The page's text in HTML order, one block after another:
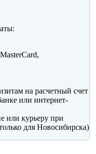
на расчетный счет
или интернет-
или курьеру при
для Новосибирска)